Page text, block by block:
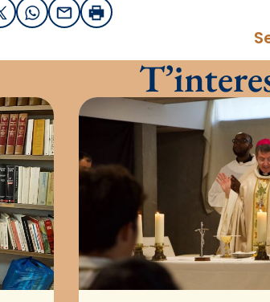
/ Twitter
WhatsApp
EmailImprimir